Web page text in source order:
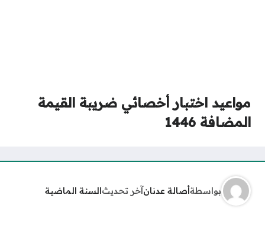
مواعيد اختبار أخصائي ضريبة القيمة
المضافة 1446
بواسطةأصالة عدنانآخر تحديثالسنة الماضية